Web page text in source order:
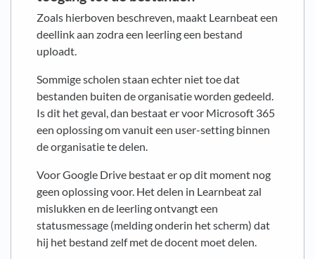
Zoals hierboven beschreven, maakt Learnbeat een
deellink aan zodra een leerling een bestand
uploadt.
Sommige scholen staan echter niet toe dat
bestanden buiten de organisatie worden gedeeld.
Is dit het geval, dan bestaat er voor Microsoft 365
een oplossing om vanuit een user-setting binnen
de organisatie te delen.
Voor Google Drive bestaat er op dit moment nog
geen oplossing voor. Het delen in Learnbeat zal
mislukken en de leerling ontvangt een
statusmessage (melding onderin het scherm) dat
hij het bestand zelf met de docent moet delen.